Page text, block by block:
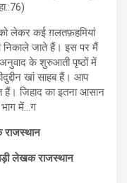
लेकर कई ग़लतफ़हमियां
जाते हैं। इस पर मैं
के शुरुआती पृष्ठों में
खां साहब हैं। आप
हैं। जिहाद का इतना आसान
में…ग
राजस्थान
लेखक राजस्थान